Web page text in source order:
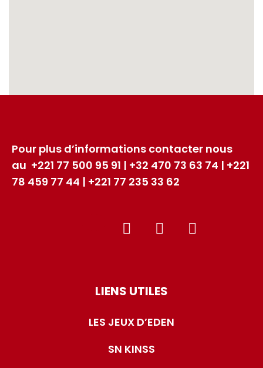
Pour plus d’informations contacter nous
au +221 77 500 95 91 | +32 470 73 63 74 | +221
78 459 77 44 | +221 77 235 33 62
LIENS UTILES
LES JEUX D’EDEN
SN KINSS